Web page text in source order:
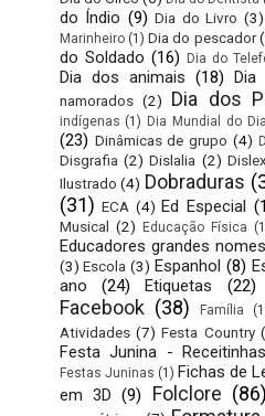
do Índio (9) Dia do Livro (3)
Marinheiro (1) Dia do pescador
do Soldado (16) Dia do
Dia dos animais (18) Dia
namorados (2) Dia dos
indígenas (1) Dia Mundial do
(23) Dinâmicas de grupo (4)
Disgrafia (2) Dislalia (2)
Ilustrado (4) Dobraduras
(31) ECA (4) Ed Especial
Musical (2) Educação Física
Educadores grandes nomes
(3) Escola (3) Espanhol (8)
ano
(24) Etiquetas (22)
Facebook (38) Família
Atividades (7) Festa Country
Festa Junina - Receitinhas
Festas Juninas (1) Fichas de
em 3D (9) Folclore (86)